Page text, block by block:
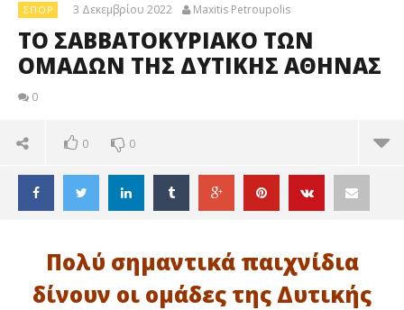
ΣΠΟΡ 3 Δεκεμβρίου 2022 Maxitis Petroupolis
ΤΟ ΣΑΒΒΑΤΟΚΥΡΙΑΚΟ ΤΩΝ
ΟΜΑΔΩΝ ΤΗΣ ΔΥΤΙΚΗΣ ΑΘΗΝΑΣ
0
0 0
Πολύ σημαντικά παιχνίδια
δίνουν οι ομάδες της Δυτικής